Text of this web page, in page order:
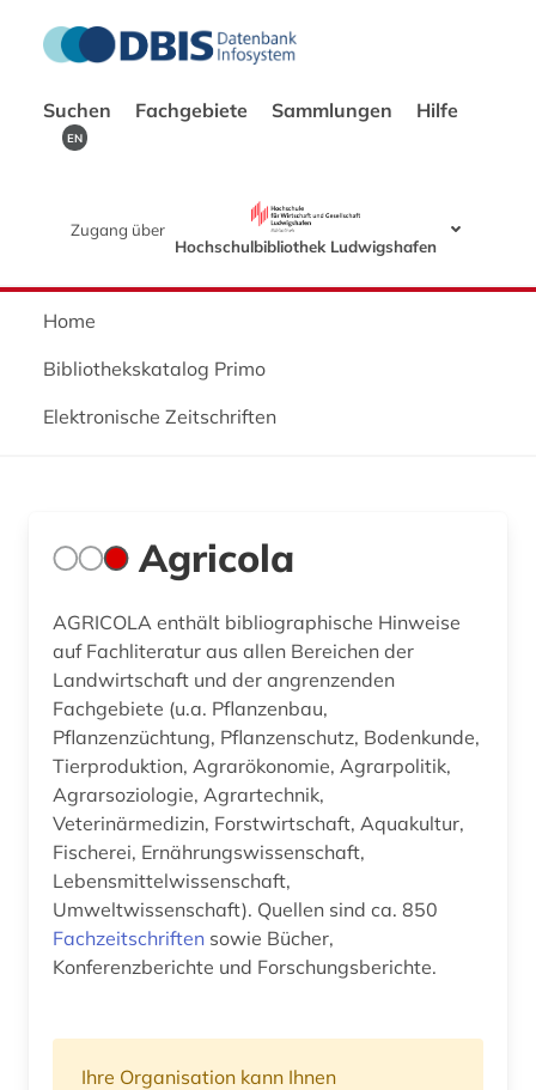
Suchen Fachgebiete Sammlungen Hilfe
EN
Zugang über
Hochschulbibliothek Ludwigshafen
Home
Bibliothekskatalog Primo
Elektronische Zeitschriften
Agricola
AGRICOLA enthält bibliographische Hinweise
auf Fachliteratur aus allen Bereichen der
Landwirtschaft und der angrenzenden
Fachgebiete (u.a. Pflanzenbau,
Pflanzenzüchtung, Pflanzenschutz, Bodenkunde,
Tierproduktion, Agrarökonomie, Agrarpolitik,
Agrarsoziologie, Agrartechnik,
Veterinärmedizin, Forstwirtschaft, Aquakultur,
Fischerei, Ernährungswissenschaft,
Lebensmittelwissenschaft,
Umweltwissenschaft). Quellen sind ca. 850
Fachzeitschriften sowie Bücher,
Konferenzberichte und Forschungsberichte.
Ihre Organisation kann Ihnen